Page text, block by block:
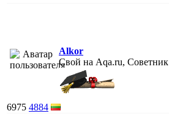
Alkor
Свой на Aqa.ru, Советник
6975 4884